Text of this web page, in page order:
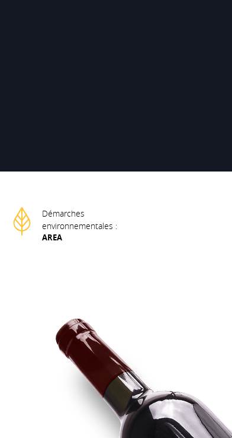
Démarches
environnementales :
AREA